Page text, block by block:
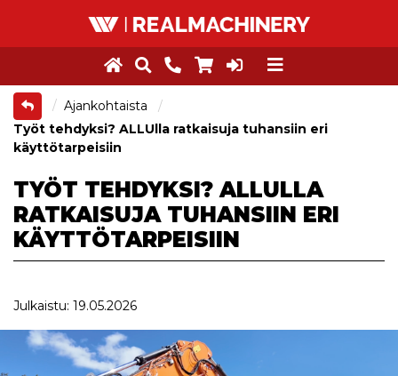
Ajankohtaista
Työt tehdyksi? ALLUlla ratkaisuja tuhansiin eri
käyttötarpeisiin
TYÖT TEHDYKSI? ALLULLA
RATKAISUJA TUHANSIIN ERI
KÄYTTÖTARPEISIIN
Julkaistu: 19.05.2026